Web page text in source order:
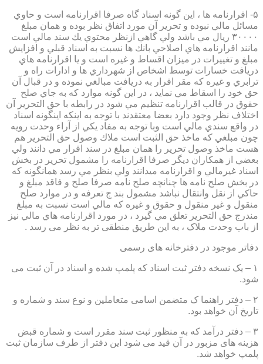
۵- اقرارنامه ها ، اين گونه اسناد گاه صرفا اقرارنامه است و حاوي
مسائل مالي نبوده و تحرير آن مورد اتفاق نظر بوده و همان مبلغ
۳۰۰۰۰ ريال مي باشد ولي گاهي ازنظر محتوي يك سند مالي است
مانند اقرارنامه هاي اصلاحي بانك ها نسبت به اسناد قبلي و افزايش
مبلغ و تغييرات در ميزان اقساط و غيره است و يا اقرارنامه هاي
دريافت خسارات توسط اشخاص از شهرداري ها و ادارات راه و
ترابري و غيره كه مقر اقرار به دريافت مبالغي نموده و در قبال آن
حق خود را اسقاط مي نمايد ، در اين گونه موارد كه به جاي صلح
حقوق در قالب اقرارنامه تنظيم مي شود در رابطه با حق التحرير آن
اختلاف نظر وجود دارد بعضا معتقدند با توجه به اينكه اينگونه اسناد
در واقع سندي مالي است وبا توجه به مفاد يكي از آراء وحدت رويه
چون مبلغي كه ماخذ حق الثبت است ملاك وصول حق التحرير هم
هست ماخذ وصول تحرير را همان مبلغ در سند اقرار مي دانند ولي
بعضي از همكاران ديگر صرفا اقرارنامه را مشمول تحرير در بخش
اسناد غيرمالي و اقرارنامه ميدانند ولي بنظر مي رسد همانگونه كه
در بخش صلح نامه ها چنانچه صلح نامه صرفا صلح و فاقد مبلغ و
حاكي از نقل وانتقال نباشد مشمول بند ج تعرفه و در موارد صلح
منقول و غير منقول و حقوق و غيره كه مالي است نسبت به مبلغ
مندرج حق التحرير تعلق مي گيرد ، در مورد اقرارنامه هاي مالي نيز
از باب وحدت ملاک ، به این طریق منطقی تر به نظر می رسد .
دفاتر موجود در دفترخانه های رسمی
۱ – یک نسخه دفتر ثبت اسناد که پلمپ شده و اسناد در آن ثبت می
شود.
۲ – دفتر راهنما ک متضمن اسامی متعاملین و نوع سند و شماره و
تاریخ آن خواهد بود.
۳ – دفتر درآمد که به منظور ثبت سند مقرر است و شماره قبض
هزینه های مزبور در آن قید می شود این دفتر از طرف سازمان ثبت
پلمپ خواهد شد.